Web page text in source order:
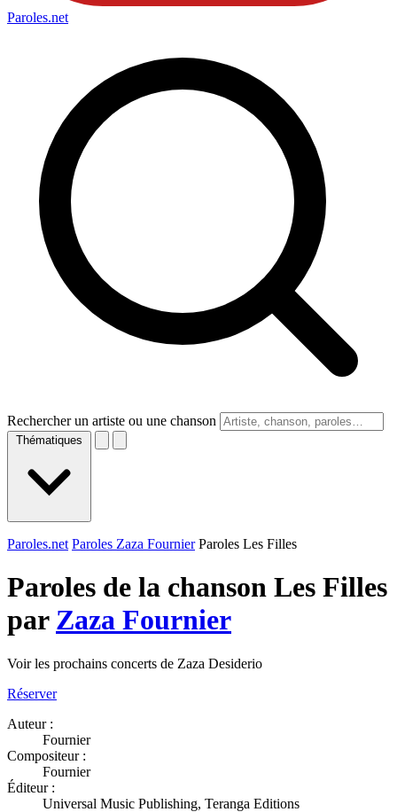
Paroles.net
Rechercher un artiste ou une chanson
Thématiques
Paroles.net Paroles Zaza Fournier Paroles Les Filles
Paroles de la chanson Les Filles
par Zaza Fournier
Voir les prochains concerts de Zaza Desiderio
Réserver
Auteur :
Fournier
Compositeur :
Fournier
Éditeur :
Universal Music Publishing, Teranga Editions